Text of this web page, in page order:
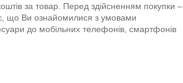
за товар. Перед здійсненням покупки –
що Ви ознайомилися з умовами
до мобільних телефонів, смартфонів